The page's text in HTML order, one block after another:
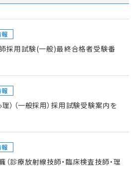
採用試験(一般)最終合格者受験番
）（一般採用）採用試験受験案内を
診療放射線技師・臨床検査技師・理